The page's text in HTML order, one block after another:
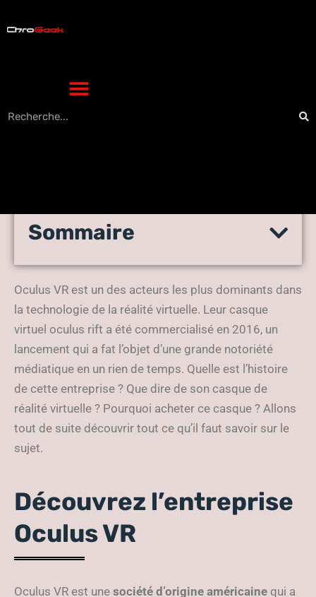
casque de réalité virtuelle !
Sommaire
Oculus VR est un des acteurs les plus dominants dans
la technologie de la réalité virtuelle. Leur casque
virtuel oculus rift a été commercialisé en 2016, un
lancement qui a fat l’objet d’une grande notoriété
médiatique en un rien de temps. Quelle est l’histoire
de cette entreprise ? Que dire de son casque de
réalité virtuelle ? Pourquoi acheter ce casque ? Allons
tout de suite découvrir tout ce qu’il faut savoir sur le
sujet.
Découvrez l’entreprise
Oculus VR
Oculus VR est une société d’origine américaine qui a